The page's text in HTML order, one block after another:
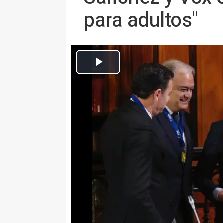
para adultos"
El presidente del PP, Alberto Nuñez Feijóo, con la presidenta
Europa Press Nacional
Actualizado: jueves, 23 marzo 2023 20:17
MADRID, 23 Mar. (EUROPA
El líder del PP, Alberto Núñez
de la moción de censura de
tipo de juegos" que
Dicho esto, ha censurado la
ha visualizado esta semana en